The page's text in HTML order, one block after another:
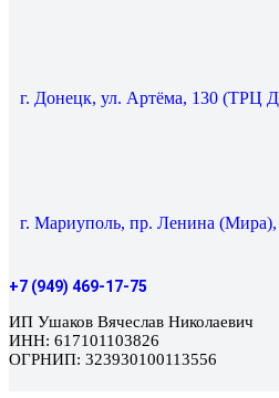
г. Донецк, ул. Артёма, 130 (ТРЦ
г. Мариуполь, пр. Ленина
+7 (949) 469-17-75
ИП Ушаков Вячеслав Николаевич
ИНН: 617101103826
ОГРНИП: 323930100113556